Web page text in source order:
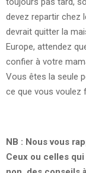
devez repartir chez
devrait quitter la
Europe, attendez
confier à votre
Vous êtes la seule
ce que vous voulez
NB : Nous vous
Ceux ou celles